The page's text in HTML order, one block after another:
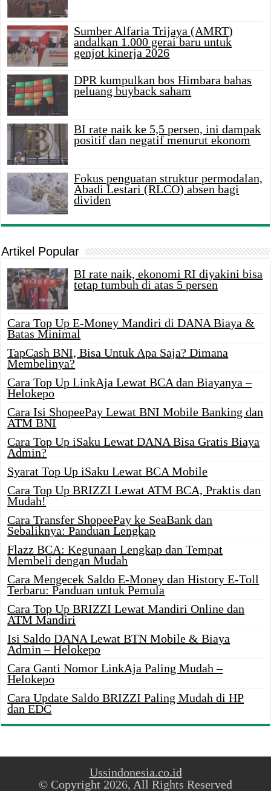
Sumber Alfaria Trijaya (AMRT)
andalkan 1.000 gerai baru untuk
genjot kinerja 2026
DPR kumpulkan bos Himbara bahas
peluang buyback saham
BI rate naik ke 5,5 persen, ini dampak
positif dan negatif menurut ekonom
Fokus penguatan struktur permodalan,
Abadi Lestari (RLCO) absen bagi
dividen
Artikel Popular
BI rate naik, ekonomi RI diyakini bisa
tetap tumbuh di atas 5 persen
Cara Top Up E-Money Mandiri di DANA Biaya &
Batas Minimal
TapCash BNI, Bisa Untuk Apa Saja? Dimana
Membelinya?
Cara Top Up LinkAja Lewat BCA dan Biayanya –
Helokepo
Cara Isi ShopeePay Lewat BNI Mobile Banking dan
ATM BNI
Cara Top Up iSaku Lewat DANA Bisa Gratis Biaya
Admin?
Syarat Top Up iSaku Lewat BCA Mobile
Cara Top Up BRIZZI Lewat ATM BCA, Praktis dan
Mudah!
Cara Transfer ShopeePay ke SeaBank dan
Sebaliknya: Panduan Lengkap
Flazz BCA: Kegunaan Lengkap dan Tempat
Membeli dengan Mudah
Cara Mengecek Saldo E-Money dan History E-Toll
Terbaru: Panduan untuk Pemula
Cara Top Up BRIZZI Lewat Mandiri Online dan
ATM Mandiri
Isi Saldo DANA Lewat BTN Mobile & Biaya
Admin – Helokepo
Cara Ganti Nomor LinkAja Paling Mudah –
Helokepo
Cara Update Saldo BRIZZI Paling Mudah di HP
dan EDC
Ussindonesia.co.id
© Copyright 2026, All Rights Reserved